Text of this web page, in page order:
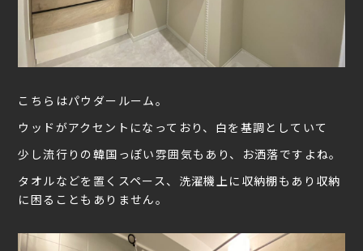
こちらはパウダールーム。
ウッドがアクセントになっており、白を基調としていて
少し流行りの韓国っぽい雰囲気もあり、お洒落ですよね。
タオルなどを置くスペース、洗濯機上に収納棚もあり収納
に困ることもありません。